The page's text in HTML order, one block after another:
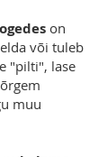
on
või tuleb
"pilti", lase
muu